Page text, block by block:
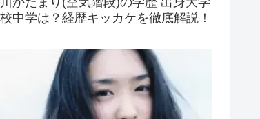
中学は？経歴キッカケを徹底解説！